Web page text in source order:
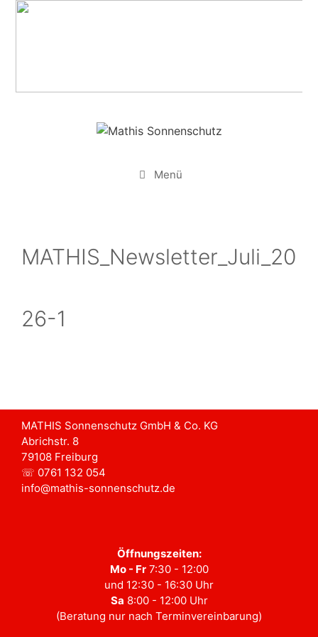
Zum
Menü
MATHIS_Newsletter_Juli_20
26-1
MATHIS Sonnenschutz GmbH & Co. KG
Abrichstr. 8
79108 Freiburg
☏ 0761 132 054
info@mathis-sonnenschutz.de
Öffnungszeiten:
Mo - Fr7:30 - 12:00
und 12:30 - 16:30 Uhr
Sa 8:00 - 12:00 Uhr
(Beratung nur nach Terminvereinbarung)